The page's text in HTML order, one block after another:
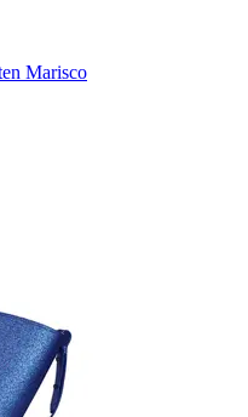
Marisco